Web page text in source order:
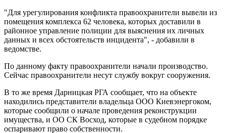
"Для урегулирования конфликта правоохранители вывели из
помещения комплекса 62 человека, которых доставили в
районное управление полиции для выяснения их личных
данных и всех обстоятельств инцидента", - добавили в
ведомстве.
По данному факту правоохранители начали производство.
Сейчас правоохранители несут службу вокруг сооружения.
В то же время Дарницкая РГА сообщает, что на объекте
находились представители владельца ООО Киевэнергоком,
которые сообщили о начале проведения реконструкции
имущества, и ОО СК Восход, которые в судебном порядке
оспаривают право собственности.